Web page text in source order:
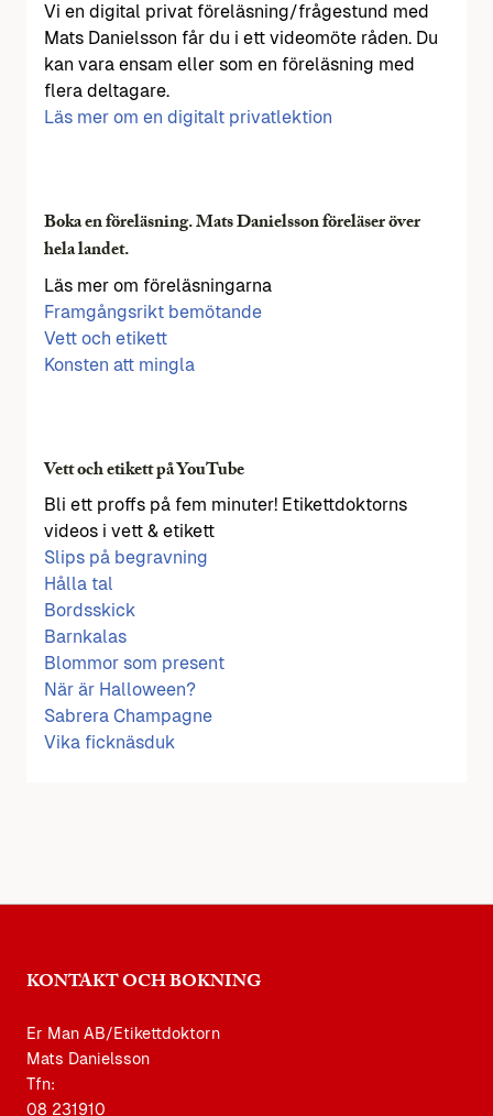
Vi en digital privat föreläsning/frågestund med
Mats Danielsson får du i ett videomöte råden. Du
kan vara ensam eller som en föreläsning med
flera deltagare.
Läs mer om en digitalt privatlektion
Boka en föreläsning. Mats Danielsson föreläser över
hela landet.
Läs mer om föreläsningarna
Framgångsrikt bemötande
Vett och etikett
Konsten att mingla
Vett och etikett på YouTube
Bli ett proffs på fem minuter! Etikettdoktorns
videos i vett & etikett
Slips på begravning
Hålla tal
Bordsskick
Barnkalas
Blommor som present
När är Halloween?
Sabrera Champagne
Vika ficknäsduk
KONTAKT OCH BOKNING
Er Man AB/Etikettdoktorn
Mats Danielsson
Tfn:
08 231910